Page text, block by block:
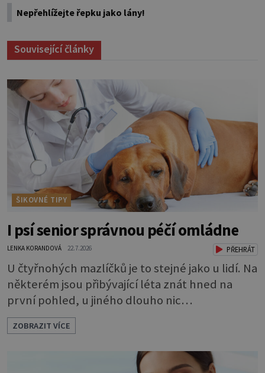
Nepřehlížejte řepku jako lány!
Související články
ŠIKOVNÉ TIPY
I psí senior správnou péčí omládne
LENKA KORANDOVÁ 22.7.2026 PŘEHRÁT
U čtyřnohých mazlíčků je to stejné jako u lidí. Na
některém jsou přibývající léta znát hned na
první pohled, u jiného dlouho nic
nezaznamenáte. Přesto byste si měli staršího
psa více všímat, aby vám neunikly důležité
signály, že něco není v pořádku. Včasná péče
mu může prodloužit i zkvalitnit život. Hůře
ZOBRAZIT VÍCE